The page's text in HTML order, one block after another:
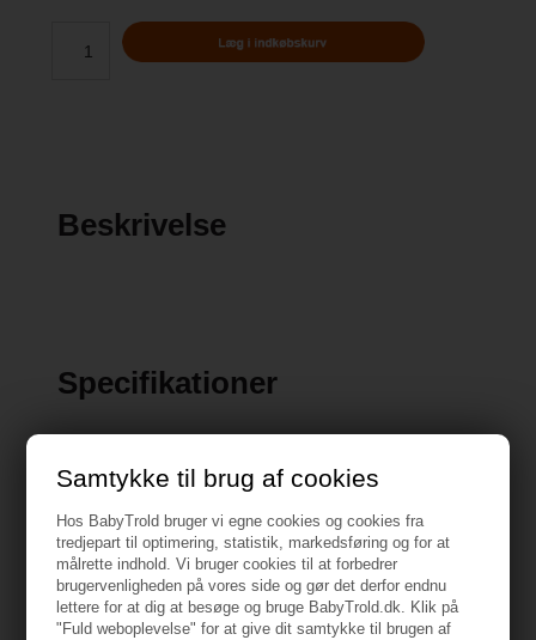
Samtykke til brug af cookies
Hos BabyTrold bruger vi egne cookies og cookies fra
tredjepart til optimering, statistik, markedsføring og for at
målrette indhold. Vi bruger cookies til at forbedrer
brugervenligheden på vores side og gør det derfor endnu
lettere for at dig at besøge og bruge BabyTrold.dk. Klik på
"Fuld weboplevelse" for at give dit samtykke til brugen af
Beskrivelse
Specifikationer
Godkendt i henhold til den seneste
Anvendelse: Bagudvendt retning fra fødslen - fra 15.
måned, brug i kørselsretningen mulig, fastgørelse
med Isofix Basis Root (fås som tilbehør)